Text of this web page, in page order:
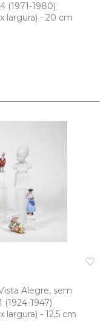
(1971-1980)
largura) - 20 cm
favorite_border
Alegre, sem
1947)
- 12,5 cm